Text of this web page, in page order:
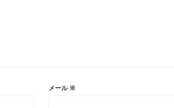
メール ※